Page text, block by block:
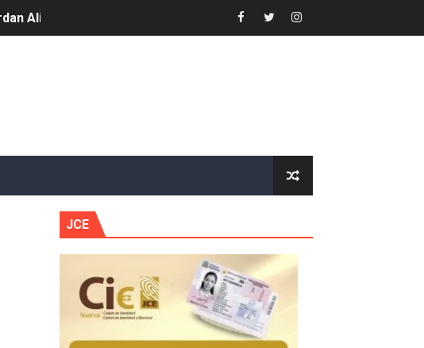
Alianza Estratégica para Impulsar el Desarrollo de Santo
para fortalecer el diálogo social y el trabajo decente
el sector gastronómico
gestión comunicacional en salud
sobre Presa de Guaiguí: "Es ignorancia supina"
protegidas del país
impactados por la obra vial, en cumplimiento de un
JCE